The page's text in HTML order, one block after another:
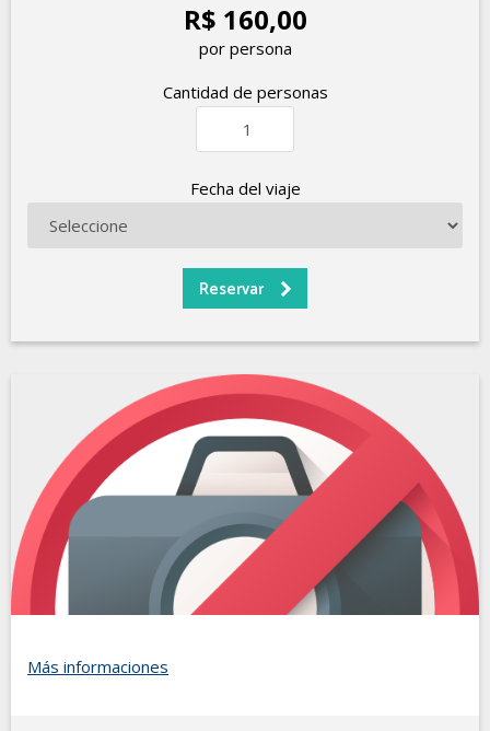
R$ 160,00
por persona
Cantidad de personas
Fecha del viaje
Más informaciones